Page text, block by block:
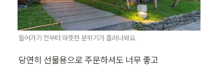
들어가기 전부터 따뜻한 분위기가 흘러나와요.
당연히 선물용으로 주문하셔도 너무 좋고